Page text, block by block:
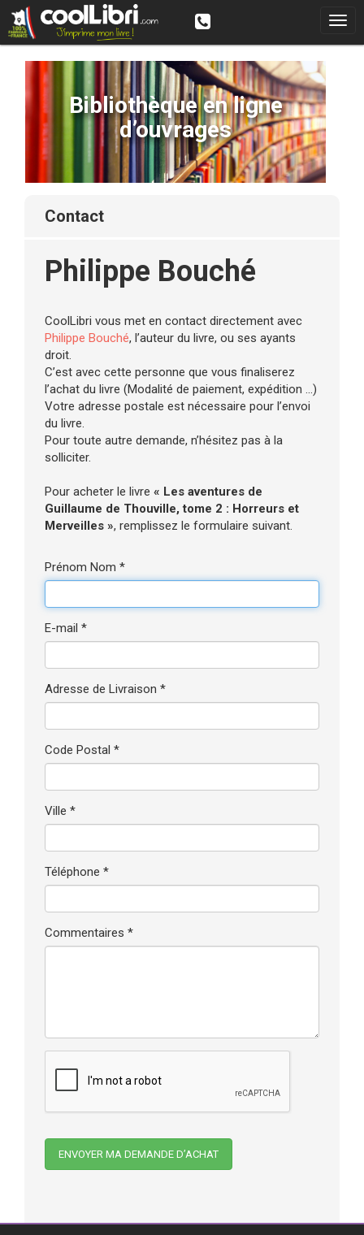
Bibliothèque en ligne
d’ouvrages
contact
Philippe Bouché
CoolLibri vous met en contact directement avec
Philippe Bouché, l’auteur du livre, ou ses ayants
droit.
C’est avec cette personne que vous finaliserez
l’achat du livre (Modalité de paiement, expédition ...)
Votre adresse postale est nécessaire pour l’envoi
du livre.
Pour toute autre demande, n’hésitez pas à la
solliciter.
Pour acheter le livre « Les aventures de
Guillaume de Thouville, tome 2 : Horreurs et
Merveilles », remplissez le formulaire suivant.
Prénom Nom *
E-mail *
Adresse de Livraison *
Code Postal *
Ville *
Téléphone *
Commentaires *